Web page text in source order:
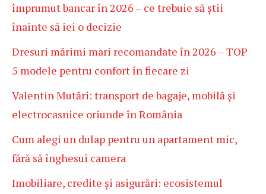
împrumut bancar în 2026 – ce trebuie să știi
înainte să iei o decizie
Dresuri mărimi mari recomandate în 2026 – TOP
5 modele pentru confort în fiecare zi
Valentin Mutări: transport de bagaje, mobilă și
electrocasnice oriunde în România
Cum alegi un dulap pentru un apartament mic,
fără să înghesui camera
Imobiliare, credite și asigurări: ecosistemul